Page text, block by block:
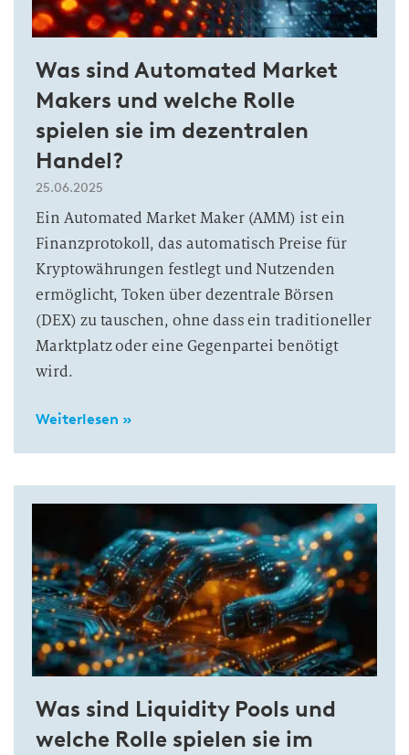
Was sind Automated Market
Makers und welche Rolle
spielen sie im dezentralen
Handel?
25.06.2025
Ein Automated Market Maker (AMM) ist ein
Finanzprotokoll, das automatisch Preise für
Kryptowährungen festlegt und Nutzenden
ermöglicht, Token über dezentrale Börsen
(DEX) zu tauschen, ohne dass ein traditioneller
Marktplatz oder eine Gegenpartei benötigt
wird.
Weiterlesen »
Was sind Liquidity Pools und
welche Rolle spielen sie im